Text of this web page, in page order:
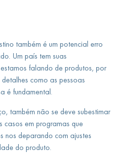
também é um potencial erro
Um país tem suas
falando de produtos, por
como as pessoas
é fundamental.
também não se deve subestimar
casos em programas que
nos deparando com ajustes
do produto.